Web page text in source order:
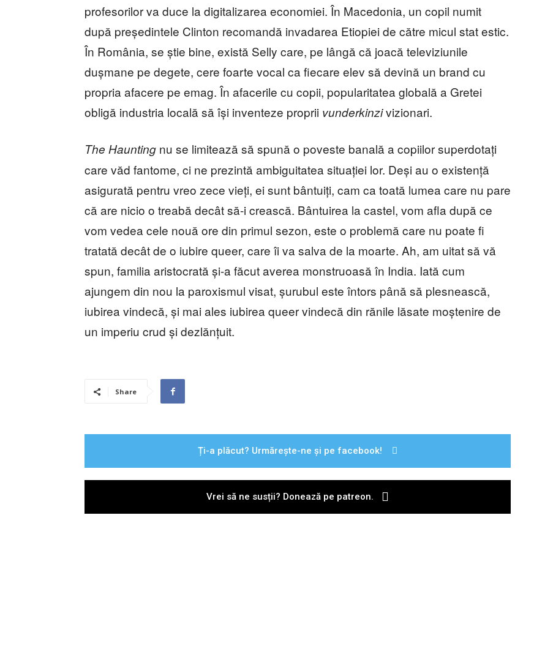
profesorilor va duce la digitalizarea economiei. În Macedonia, un copil numit
după președintele Clinton recomandă invadarea Etiopiei de către micul stat estic.
În România, se știe bine, există Selly care, pe lângă că joacă televiziunile
dușmane pe degete, cere foarte vocal ca fiecare elev să devină un brand cu
propria afacere pe emag. În afacerile cu copii, popularitatea globală a Gretei
obligă industria locală să își inventeze proprii vunderkinzivizionari.
The Haunting nu se limitează să spună o poveste banală a copiilor superdotați
care văd fantome, ci ne prezintă ambiguitatea situației lor. Deși au o existență
asigurată pentru vreo zece vieți, ei sunt bântuiți, cam ca toată lumea care nu pare
că are nicio o treabă decât să-i crească. Bântuirea la castel, vom afla după ce
vom vedea cele nouă ore din primul sezon, este o problemă care nu poate fi
tratată decât de o iubire queer, care îi va salva de la moarte. Ah, am uitat să vă
spun, familia aristocrată și-a făcut averea monstruoasă în India. Iată cum
ajungem din nou la paroxismul visat, șurubul este întors până să plesnească,
iubirea vindecă, și mai ales iubirea queer vindecă din rănile lăsate moștenire de
un imperiu crud și dezlănțuit.
Share
Ți-a plăcut? Urmărește-ne și pe facebook!
Vrei să ne susții? Donează pe patreon.